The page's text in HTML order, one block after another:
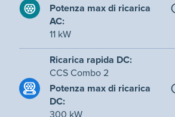
Potenza max di ricarica
AC:
11 kW
Ricarica rapida DC:
CCS Combo 2
Potenza max di ricarica
DC: